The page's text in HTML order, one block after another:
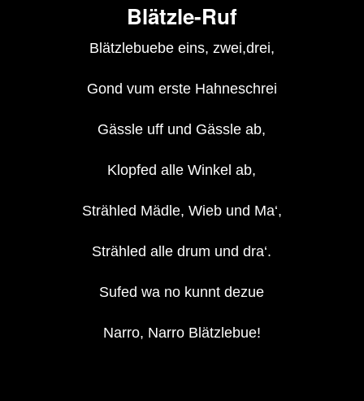
Blätzle-Ruf
Blätzlebuebe eins, zwei,drei,
Gond vum erste Hahneschrei
Gässle uff und Gässle ab,
Klopfed alle Winkel ab,
Strähled Mädle, Wieb und Ma‘,
Strähled alle drum und dra‘.
Sufed wa no kunnt dezue
Narro, Narro Blätzlebue!